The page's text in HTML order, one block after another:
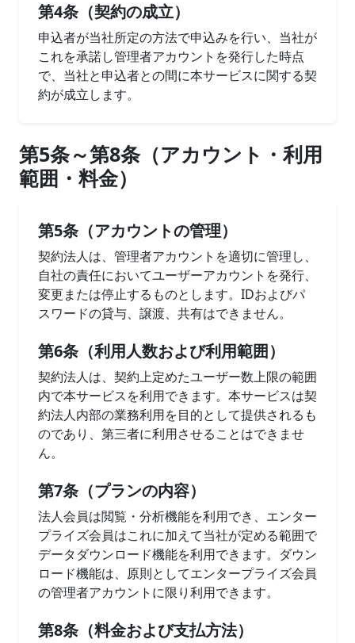
第4条（契約の成立）
申込者が当社所定の方法で申込みを行い、当社が
これを承諾し管理者アカウントを発行した時点
で、当社と申込者との間に本サービスに関する契
約が成立します。
第5条～第8条（アカウント・利用
範囲・料金）
第5条（アカウントの管理）
契約法人は、管理者アカウントを適切に管理し、
自社の責任においてユーザーアカウントを発行、
変更または停止するものとします。IDおよびパ
スワードの貸与、譲渡、共有はできません。
第6条（利用人数および利用範囲）
契約法人は、契約上定めたユーザー数上限の範囲
内で本サービスを利用できます。本サービスは契
約法人内部の業務利用を目的として提供されるも
のであり、第三者に利用させることはできませ
ん。
第7条（プランの内容）
法人会員は閲覧・分析機能を利用でき、エンター
プライズ会員はこれに加えて当社が定める範囲で
データダウンロード機能を利用できます。ダウン
ロード機能は、原則としてエンタープライズ会員
の管理者アカウントに限り利用できます。
第8条（料金および支払方法）